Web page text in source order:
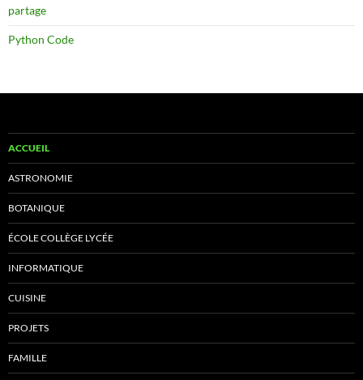
partage
Python Code
ACCUEIL
ASTRONOMIE
BOTANIQUE
ÉCOLE COLLÈGE LYCÉE
INFORMATIQUE
CUISINE
PROJETS
FAMILLE